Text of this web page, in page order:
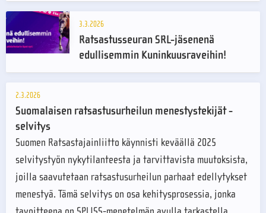
3.3.2026
Ratsastusseuran SRL-jäsenenä
edullisemmin Kuninkuusraveihin!
2.3.2026
Suomalaisen ratsastusurheilun menestystekijät -
selvitys
Suomen Ratsastajainliitto käynnisti keväällä 2025
selvitystyön nykytilanteesta ja tarvittavista muutoksista,
joilla saavutetaan ratsastusurheilun parhaat edellytykset
menestyä. Tämä selvitys on osa kehitysprosessia, jonka